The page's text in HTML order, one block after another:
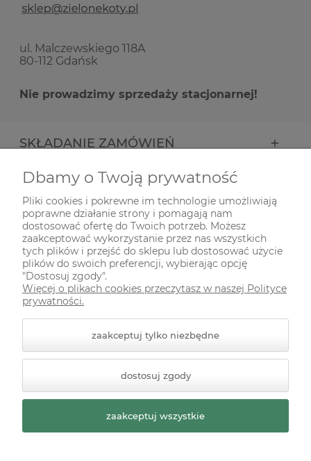
ul. Malczewskiego 118A
80-112 Gdańsk
Nie prowadzimy sprzedaży stacjonarnej!
SKŁADANIE ZAMÓWIEŃ
INFORMACJE
ODWIEDŹ NAS NA
Styl graficzny ShopGadget.pl
Sklep internetowy Shoper
Premium
Dbamy o Twoją prywatność
Pliki cookies i pokrewne im technologie umożliwiają
poprawne działanie strony i pomagają nam
dostosować ofertę do Twoich potrzeb. Możesz
zaakceptować wykorzystanie przez nas wszystkich
tych plików i przejść do sklepu lub dostosować użycie
plików do swoich preferencji, wybierając opcję
"Dostosuj zgody".
Więcej o plikach cookies przeczytasz w naszej Polityce
prywatności.
zaakceptuj tylko niezbędne
dostosuj zgody
zaakceptuj wszystkie